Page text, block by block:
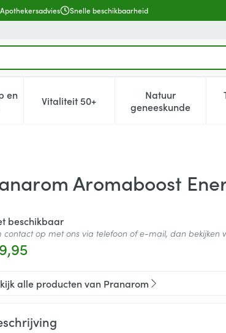
Apothekersadvies Snelle beschikbaarheid
hygiëne categorie
voeding en vitamines categorie
en
voor Zwangerschap en kinderen
Vitaliteit 50+Toon submenu voor Vitaliteit 50+
Natuur
geneeskunde
Toon
Aromaboost
beschikbaar
contact op met ons via telefoon of e-mail, dan bekijken
alle producten van Pranarom